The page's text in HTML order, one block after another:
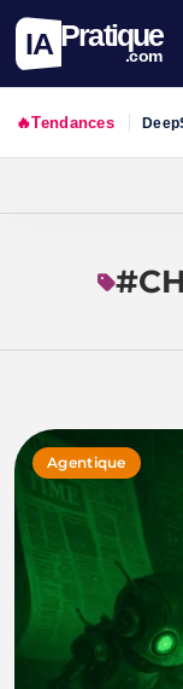
IA Pratique
.com
🔥Tendances
Agentique